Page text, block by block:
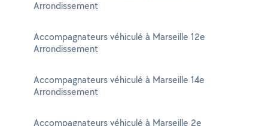
Arrondissement
Accompagnateurs véhiculé à Marseille 12e
Arrondissement
Accompagnateurs véhiculé à Marseille 14e
Arrondissement
Accompagnateurs véhiculé à Marseille 2e